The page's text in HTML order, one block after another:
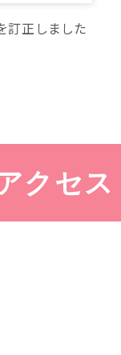
クセス
正しました